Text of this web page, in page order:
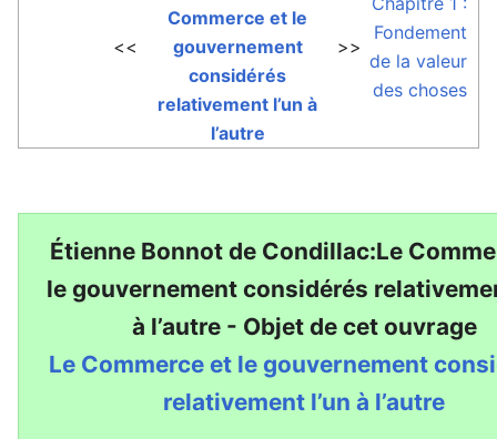
<<
Commerce et le
gouvernement
considérés
relativement l’un à
l’autre
>>
Fondement
de la valeur
des choses
Étienne Bonnot de Condillac:Le
le gouvernement considérés
à l’autre - Objet de cet ouvrage
Le Commerce et le gouvernement
relativement l’un à l’autre